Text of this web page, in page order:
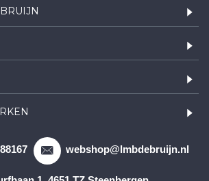
webshop@lmbdebruijn.nl